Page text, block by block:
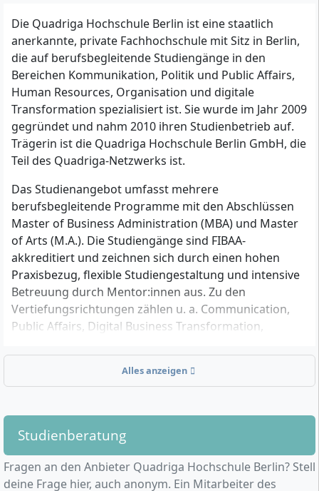
Die Quadriga Hochschule Berlin ist eine staatlich
anerkannte, private Fachhochschule mit Sitz in Berlin,
die auf berufsbegleitende Studiengänge in den
Bereichen Kommunikation, Politik und Public Affairs,
Human Resources, Organisation und digitale
Transformation spezialisiert ist. Sie wurde im Jahr 2009
gegründet und nahm 2010 ihren Studienbetrieb auf.
Trägerin ist die Quadriga Hochschule Berlin GmbH, die
Teil des Quadriga-Netzwerks ist.
Das Studienangebot umfasst mehrere
berufsbegleitende Programme mit den Abschlüssen
Master of Business Administration (MBA) und Master
of Arts (M.A.). Die Studiengänge sind FIBAA-
akkreditiert und zeichnen sich durch einen hohen
Praxisbezug, flexible Studiengestaltung und intensive
Betreuung durch Mentor:innen aus. Zu den
Vertiefungsrichtungen zählen u. a. Communication,
Public Affairs, Digital Business Transformation,
Ein besonderes Merkmal ist das "YourMBA-Prinzip",
das individuelle Anpassungen in Inhalt, Ablauf und
umfassen etwa 60 Präsenztage und werden in
Deutsch und Englisch unterrichtet. Studiengebühren
liegen bei 18.500 Euro für MBA-Programme und 12.500
Alles anzeigen
Studienberatung
Fragen an den Anbieter Quadriga Hochschule Berlin? Stell
deine Frage hier, auch anonym. Ein Mitarbeiter des